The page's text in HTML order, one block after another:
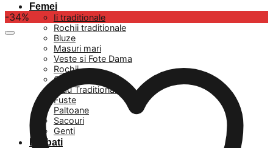
Femei
Ii traditionale
Rochii traditionale
Bluze
Masuri mari
Veste si Fote Dama
Rochii
Camasi
Brau Traditional
Fuste
Paltoane
Sacouri
Genti
Barbati
-34%